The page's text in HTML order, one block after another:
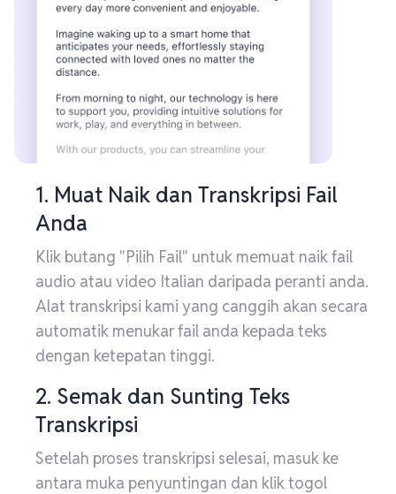
1. Muat Naik dan Transkripsi Fail
Anda
Klik butang "Pilih Fail" untuk memuat naik fail
audio atau video Italian daripada peranti anda.
Alat transkripsi kami yang canggih akan secara
automatik menukar fail anda kepada teks
dengan ketepatan tinggi.
2. Semak dan Sunting Teks
Transkripsi
Setelah proses transkripsi selesai, masuk ke
antara muka penyuntingan dan klik togol